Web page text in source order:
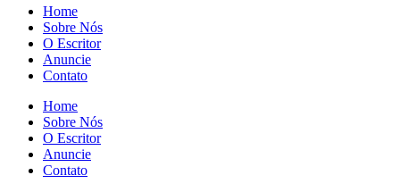
Home
Sobre Nós
O Escritor
Anuncie
Contato
Home
Sobre Nós
O Escritor
Anuncie
Contato